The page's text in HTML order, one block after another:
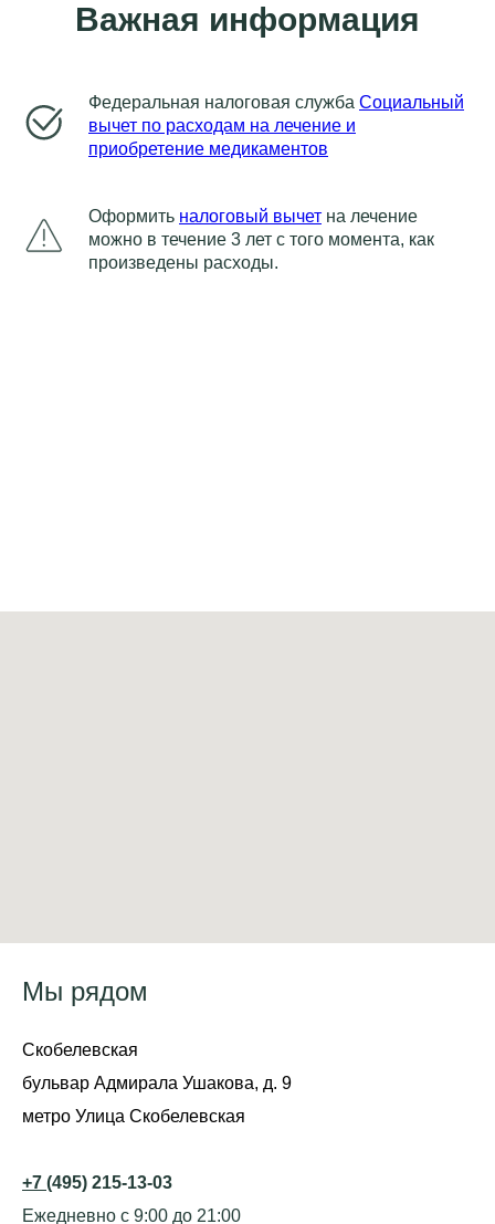
Важная информация
Федеральная налоговая служба Социальный
вычет по расходам на лечение и
приобретение медикаментов
Оформить налоговый вычет на лечение
можно в течение 3 лет с того момента, как
произведены расходы.
Мы рядом
Скобелевская
бульвар Адмирала Ушакова, д. 9
метро Улица Скобелевская
+7 (495) 215-13-03
Ежедневно с 9:00 до 21:00